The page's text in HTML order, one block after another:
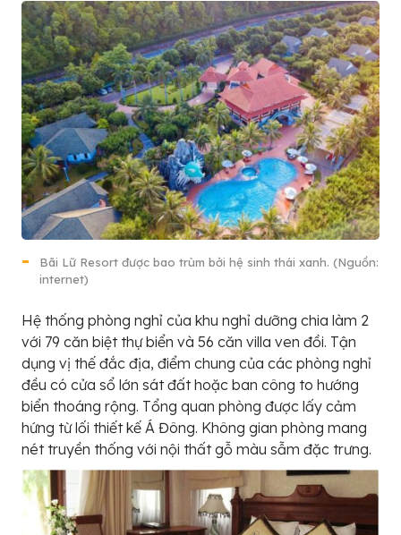
Bãi Lữ Resort được bao trùm bởi hệ sinh thái xanh. (Nguồn:
internet)
Hệ thống phòng nghỉ của khu nghỉ dưỡng chia làm 2
với 79 căn biệt thự biển và 56 căn villa ven đồi. Tận
dụng vị thế đắc địa, điểm chung của các phòng nghỉ
đều có cửa sổ lớn sát đất hoặc ban công to hướng
biển thoáng rộng. Tổng quan phòng được lấy cảm
hứng từ lối thiết kế Á Đông. Không gian phòng mang
nét truyền thống với nội thất gỗ màu sẫm đặc trưng.